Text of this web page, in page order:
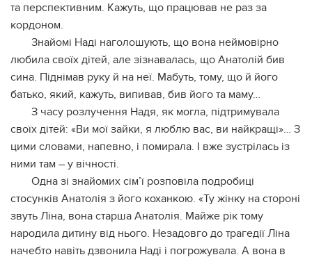
та перспективним. Кажуть, що працював не раз за
кордоном.
Знайомі Наді наголошують, що вона неймовірно
любила своїх дітей, але зізнавалась, що Анатолій бив
сина. Піднімав руку й на неї. Мабуть, тому, що й його
батько, який, кажуть, випивав, бив його та маму…
З часу розлучення Надя, як могла, підтримувала
своїх дітей: «Ви мої зайки, я люблю вас, ви найкращі»… З
цими словами, напевно, і помирала. І вже зустрілась із
ними там – у вічності.
Одна зі знайомих сім’ї розповіла подробиці
стосунків Анатолія з його коханкою. «Ту жінку на стороні
звуть Ліна, вона старша Анатолія. Майже рік тому
народила дитину від нього. Незадовго до трагедії Ліна
начебто навіть дзвонила Наді і погрожувала. А вона в